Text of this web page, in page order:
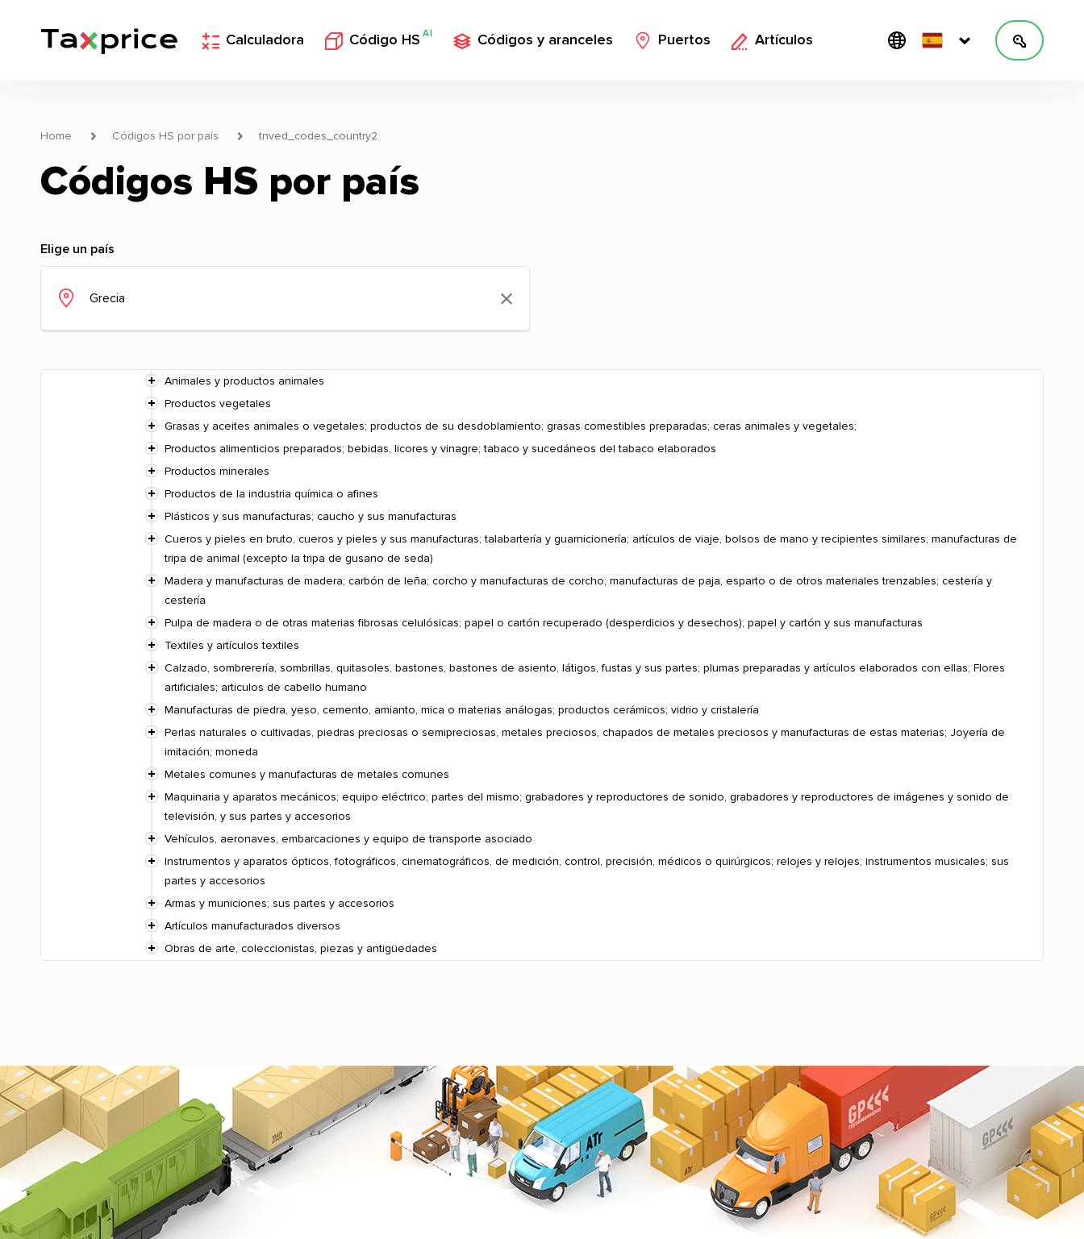
Calculadora Código HS AI Códigos y aranceles Puertos Artículos
Home Códigos HS por país tnved_codes_country2
Códigos HS por país
Elige un país
Animales y productos animales
Productos vegetales
Grasas y aceites animales o vegetales; productos de su desdoblamiento; grasas comestibles preparadas; ceras animales y vegetales;
Productos alimenticios preparados; bebidas, licores y vinagre; tabaco y sucedáneos del tabaco elaborados
Productos minerales
Productos de la industria química o afines
Plásticos y sus manufacturas; caucho y sus manufacturas
Cueros y pieles en bruto, cueros y pieles y sus manufacturas; talabartería y guarnicionería; artículos de viaje, bolsos de mano y recipientes similares; manufacturas de
tripa de animal (excepto la tripa de gusano de seda)
Madera y manufacturas de madera; carbón de leña; corcho y manufacturas de corcho; manufacturas de paja, esparto o de otros materiales trenzables; cestería y
cestería
Pulpa de madera o de otras materias fibrosas celulósicas; papel o cartón recuperado (desperdicios y desechos); papel y cartón y sus manufacturas
Textiles y artículos textiles
Calzado, sombrerería, sombrillas, quitasoles, bastones, bastones de asiento, látigos, fustas y sus partes; plumas preparadas y artículos elaborados con ellas; Flores
artificiales; articulos de cabello humano
Manufacturas de piedra, yeso, cemento, amianto, mica o materias análogas; productos cerámicos; vidrio y cristalería
Perlas naturales o cultivadas, piedras preciosas o semipreciosas, metales preciosos, chapados de metales preciosos y manufacturas de estas materias; Joyería de
imitación; moneda
Metales comunes y manufacturas de metales comunes
Maquinaria y aparatos mecánicos; equipo eléctrico; partes del mismo; grabadores y reproductores de sonido, grabadores y reproductores de imágenes y sonido de
televisión, y sus partes y accesorios
Vehículos, aeronaves, embarcaciones y equipo de transporte asociado
Instrumentos y aparatos ópticos, fotográficos, cinematográficos, de medición, control, precisión, médicos o quirúrgicos; relojes y relojes; instrumentos musicales; sus
partes y accesorios
Armas y municiones; sus partes y accesorios
Artículos manufacturados diversos
Obras de arte, coleccionistas, piezas y antigüedades